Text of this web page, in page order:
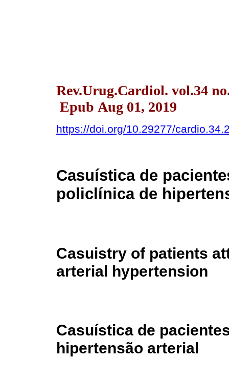
Rev.Urug.Cardiol. vol.34
Epub Aug 01, 2019
https://doi.org/10.29277/
Casuística de
policlínica de
Casuistry of patients
arterial hypertension
Casuística de
hipertensão arterial